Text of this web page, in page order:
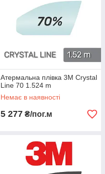
Атермальна плівка 3M Crystal
Line 70 1.524 m
Немає в наявності
5 277 ₴/пог.м